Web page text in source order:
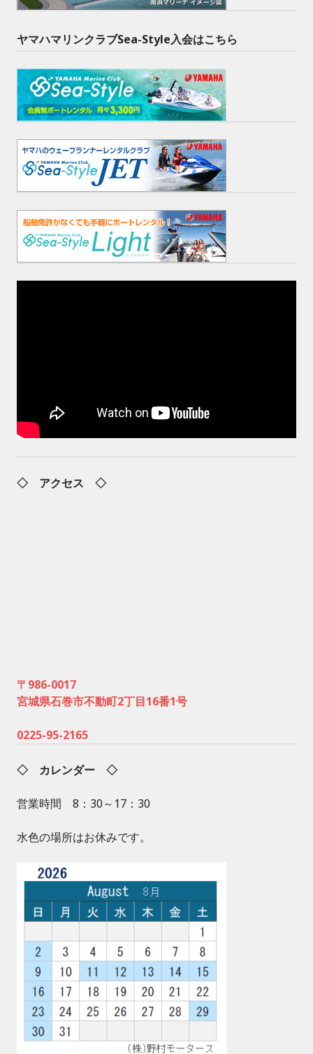
ヤマハマリンクラブSea-Style入会はこちら
◇ アクセス ◇
〒986-0017
宮城県石巻市不動町2丁目16番1号
0225-95-2165
◇ カレンダー ◇
営業時間 8：30～17：30
水色の場所はお休みです。